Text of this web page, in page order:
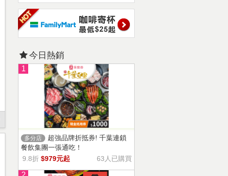
今日熱銷
1
多分店
超強品牌折抵券! 千葉連鎖
餐飲集團一張通吃！
9.8折 $979元起 63人已購買